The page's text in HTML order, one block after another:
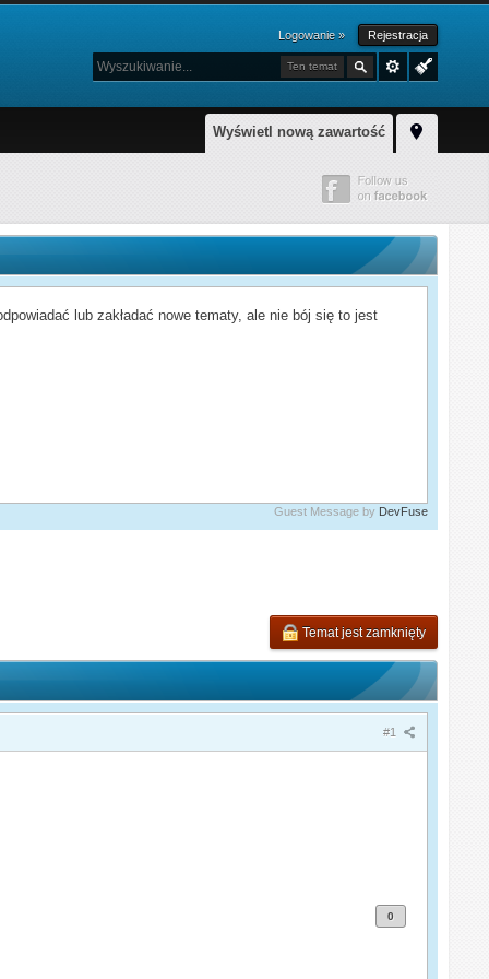
Logowanie » Rejestracja
Ten temat
Wyświetl nową zawartość
lub zakładać nowe tematy, ale nie bój się to jest
Guest Message by DevFuse
Temat jest zamknięty
#1
0